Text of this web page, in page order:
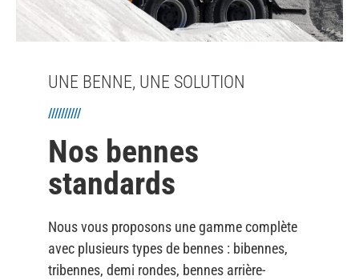
UNE BENNE, UNE SOLUTION
//////////
Nos bennes
standards
Nous vous proposons une gamme complète
avec plusieurs types de bennes : bibennes,
tribennes, demi rondes, bennes arrière-